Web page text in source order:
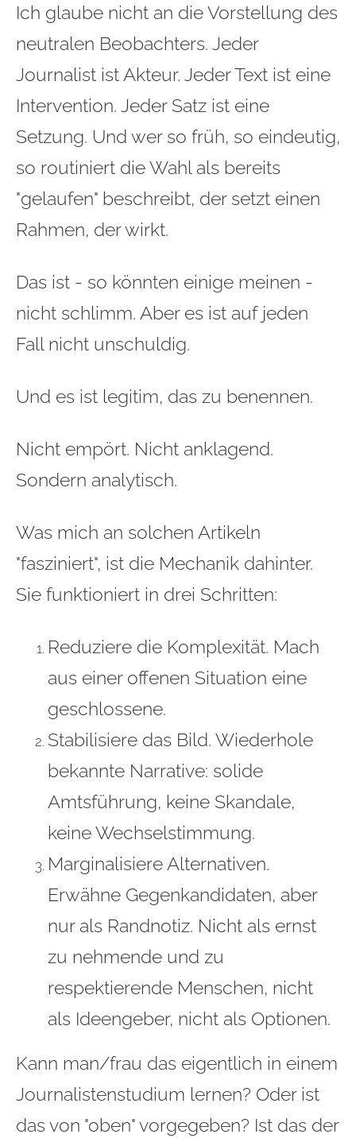
Ich glaube nicht an die Vorstellung des
neutralen Beobachters. Jeder
Journalist ist Akteur. Jeder Text ist eine
Intervention. Jeder Satz ist eine
Setzung. Und wer so früh, so eindeutig,
so routiniert die Wahl als bereits
"gelaufen" beschreibt, der setzt einen
Rahmen, der wirkt.
Das ist - so könnten einige meinen -
nicht schlimm. Aber es ist auf jeden
Fall nicht unschuldig.
Und es ist legitim, das zu benennen.
Nicht empört. Nicht anklagend.
Sondern analytisch.
Was mich an solchen Artikeln
"fasziniert", ist die Mechanik dahinter.
Sie funktioniert in drei Schritten:
Reduziere die Komplexität. Mach
aus einer offenen Situation eine
geschlossene.
Stabilisiere das Bild. Wiederhole
bekannte Narrative: solide
Amtsführung, keine Skandale,
keine Wechselstimmung.
Marginalisiere Alternativen.
Erwähne Gegenkandidaten, aber
nur als Randnotiz. Nicht als ernst
zu nehmende und zu
respektierende Menschen, nicht
als Ideengeber, nicht als Optionen.
Kann man/frau das eigentlich in einem
Journalistenstudium lernen? Oder ist
das von "oben" vorgegeben? Ist das der